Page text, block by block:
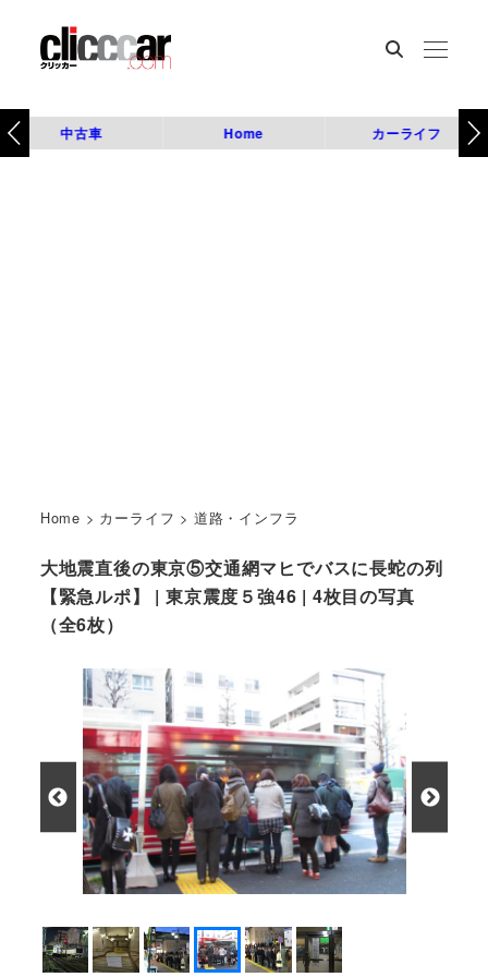
中古車 Home カーライフ
Home > カーライフ > 道路・インフラ
大地震直後の東京⑤交通網マヒでバスに長蛇の列
【緊急ルポ】 | 東京震度５強46 | 4枚目の写真
（全6枚）